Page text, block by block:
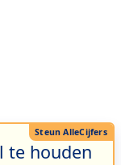
te houden